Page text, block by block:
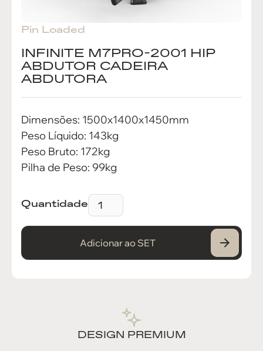
Pin Loaded
INFINITE M7PRO-2001 HIP
ABDUTOR CADEIRA
ABDUTORA
Dimensões: 1500x1400x1450mm
Peso Líquido: 143kg
Peso Bruto: 172kg
Pilha de Peso: 99kg
Quantidade
Adicionar ao SET
DESIGN PREMIUM